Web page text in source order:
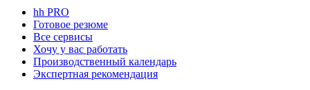
hh PRO
Готовое резюме
Все сервисы
Хочу у вас работать
Производственный календарь
Экспертная рекомендация